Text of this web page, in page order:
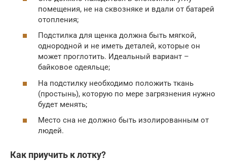
помещения, не на сквозняке и вдали от батарей
отопления;
Подстилка для щенка должна быть мягкой,
однородной и не иметь деталей, которые он
может проглотить. Идеальный вариант –
байковое одеяльце;
На подстилку необходимо положить ткань
(простынь), которую по мере загрязнения нужно
будет менять;
Место сна не должно быть изолированным от
людей.
Как приучить к лотку?